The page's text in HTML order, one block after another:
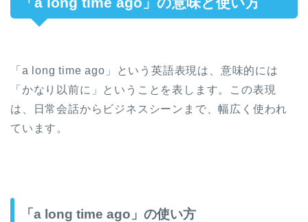
「a long time ago」という英語表現は、意味的には
「かなり以前に」ということを表します。この表現
は、日常会話からビジネスシーンまで、幅広く使われ
ています。
「a long time ago」の使い方